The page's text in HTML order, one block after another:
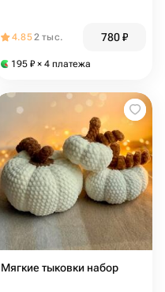
4.852 тыс. 780₽
195 ₽ × 4 платежа
Мягкие тыковки набор